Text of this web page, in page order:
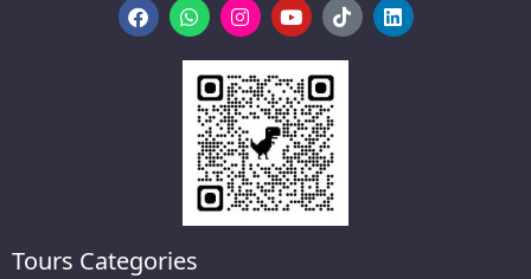
Tours Categories